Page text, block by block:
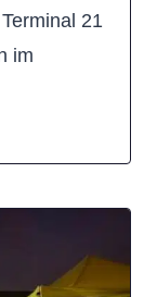
21
im